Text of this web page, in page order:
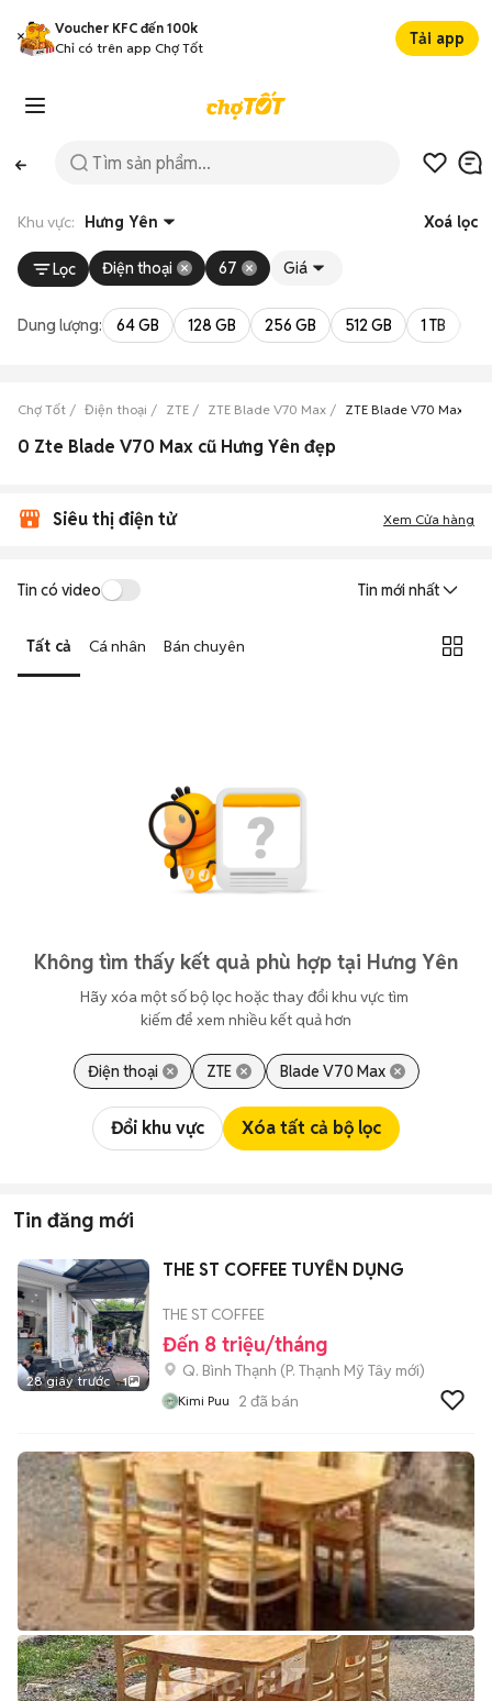
Voucher KFC đến 100k
Chỉ có trên app Chợ Tốt
Tải app
Khu vực: Hưng Yên Xoá lọc
Lọc Điện thoại 67 Giá
Dung lượng: 64 GB 128 GB 256 GB 512 GB 1 TB
Chợ Tốt Điện thoại ZTE ZTE Blade V70 Max ZTE Blade V70 Max
0 Zte Blade V70 Max cũ Hưng Yên đẹp
Siêu thị điện tử Xem Cửa hàng
Tin có video Tin mới nhất
Tất cả Cá nhân Bán chuyên
Không tìm thấy kết quả phù hợp tại Hưng Yên
Hãy xóa một số bộ lọc hoặc thay đổi khu vực tìm
kiếm để xem nhiều kết quả hơn
Điện thoại ZTE Blade V70 Max
Đổi khu vực Xóa tất cả bộ lọc
Tin đăng mới
28 giây trước 1
THE ST COFFEE TUYỂN DỤNG
THE ST COFFEE
Đến 8 triệu/tháng
Q. Bình Thạnh (P. Thạnh Mỹ Tây mới)
Kimi Puu 2 đã bán